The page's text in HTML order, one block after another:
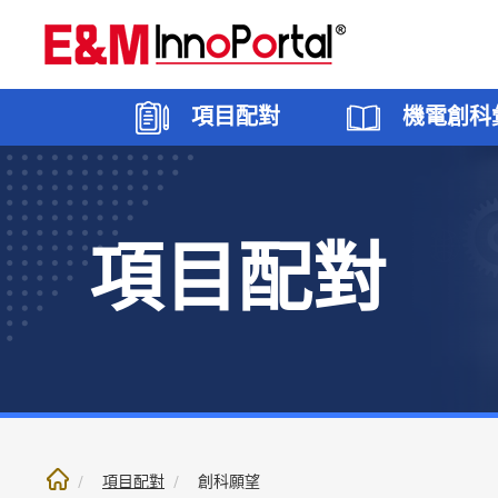
內
部
份
項目配對
創科願望 創科方
機電創科
香港 大灣區
機電創科專區 機電創
5G應用 智能建
焦點 聯絡我
項目配對
項目配對 創科願望